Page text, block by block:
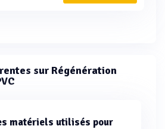
sur Régénération
matériels utilisés pour